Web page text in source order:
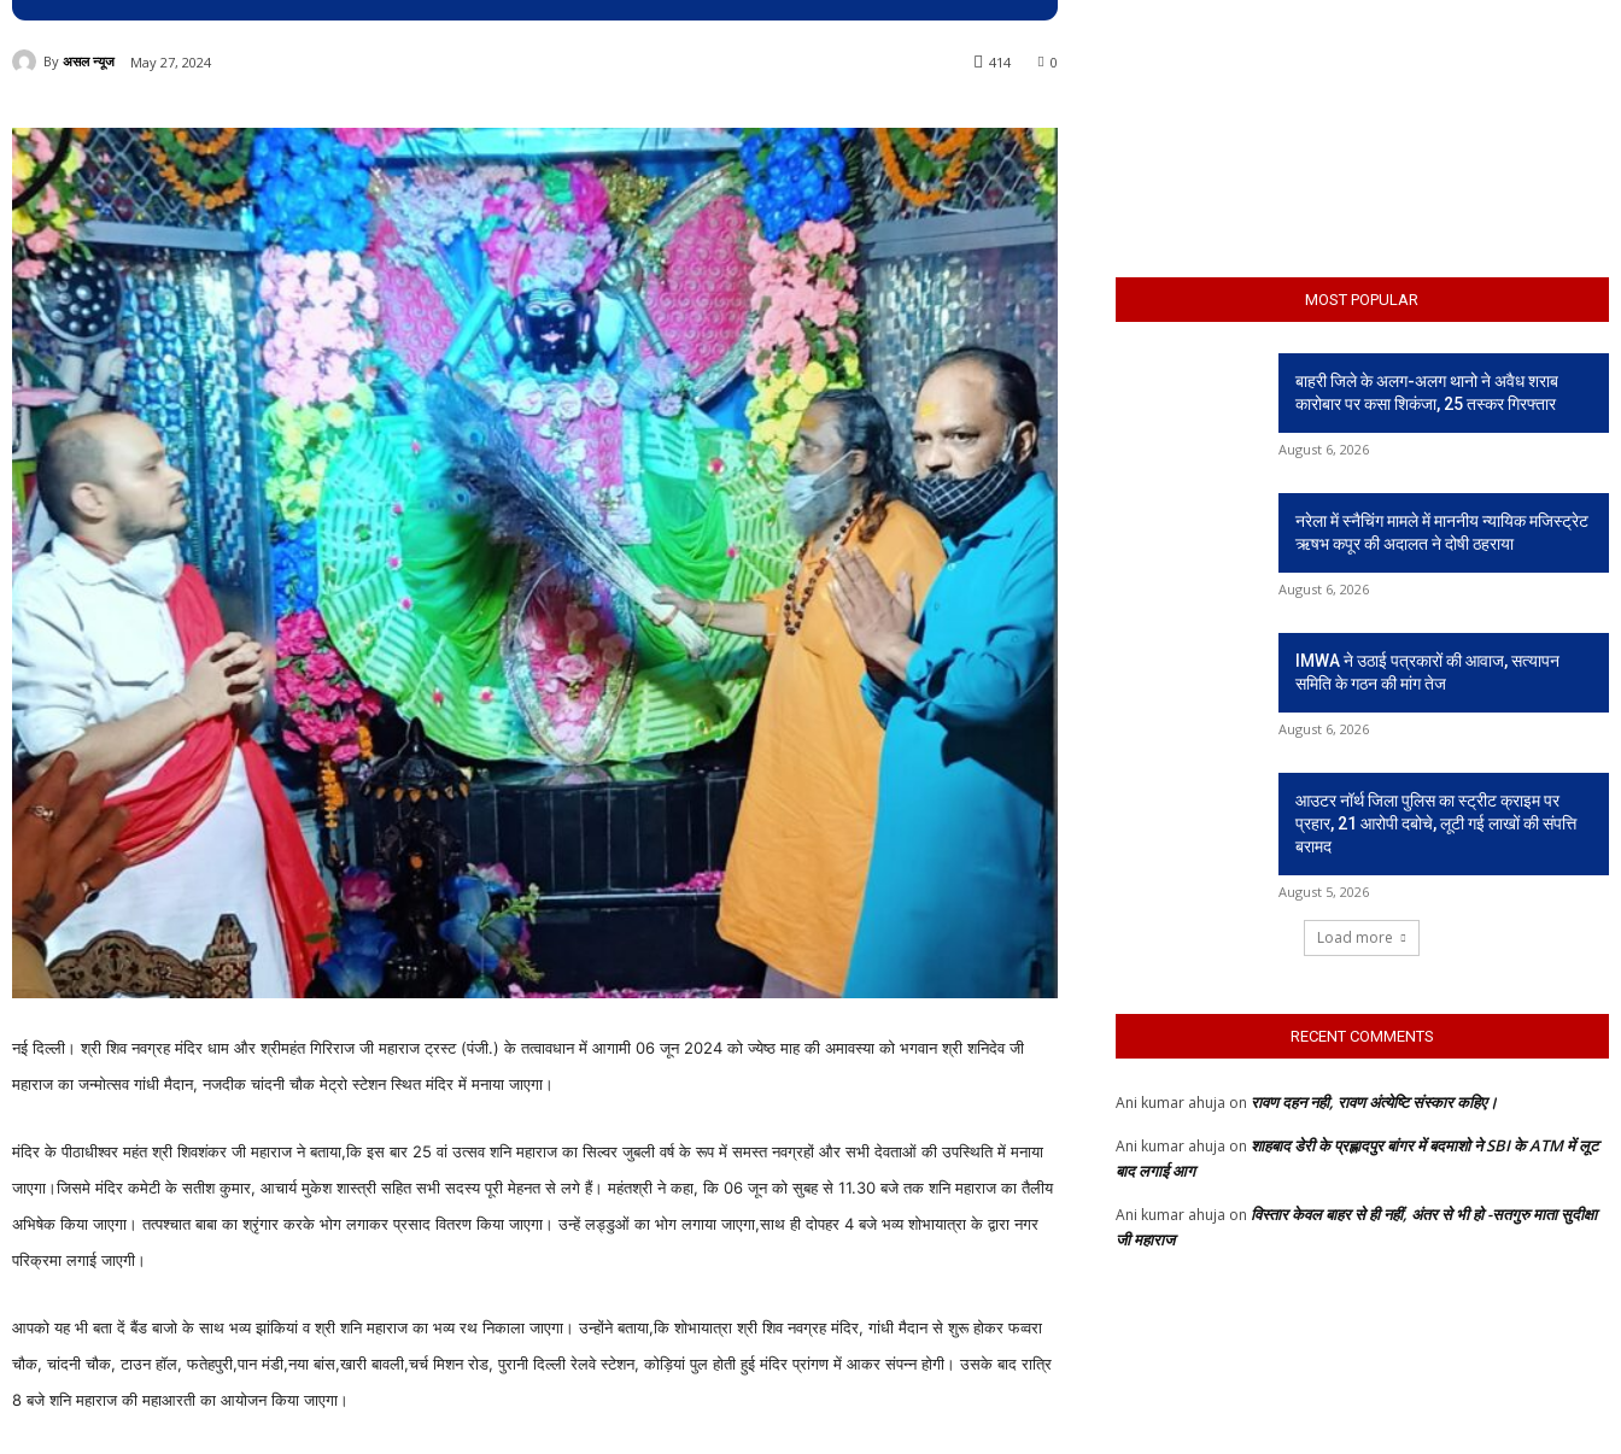
By असल न्यूज May 27, 2024 0
414
नई दिल्ली। श्री शिव नवग्रह मंदिर धाम और श्रीमहंत गिरिराज जी महाराज ट्रस्ट (पंजी.) के तत्वावधान में आगामी 06 जून 2024 को ज्येष्ठ माह की अमावस्या को भगवान श्री शनिदेव जी
महाराज का जन्मोत्सव गांधी मैदान, नजदीक चांदनी चौक मेट्रो स्टेशन स्थित मंदिर में मनाया जाएगा।
मंदिर के पीठाधीश्वर महंत श्री शिवशंकर जी महाराज ने बताया,कि इस बार 25 वां उत्सव शनि महाराज का सिल्वर जुबली वर्ष के रूप में समस्त नवग्रहों और सभी देवताओं की उपस्थिति में मनाया
जाएगा।जिसमे मंदिर कमेटी के सतीश कुमार, आचार्य मुकेश शास्त्री सहित सभी सदस्य पूरी मेहनत से लगे हैं। महंतश्री ने कहा, कि 06 जून को सुबह से 11.30 बजे तक शनि महाराज का तैलीय
अभिषेक किया जाएगा। तत्पश्चात बाबा का श्रृंगार करके भोग लगाकर प्रसाद वितरण किया जाएगा। उन्हें लड्डुओं का भोग लगाया जाएगा,साथ ही दोपहर 4 बजे भव्य शोभायात्रा के द्वारा नगर
परिक्रमा लगाई जाएगी।
आपको यह भी बता दें बैंड बाजो के साथ भव्य झांकियां व श्री शनि महाराज का भव्य रथ निकाला जाएगा। उन्होंने बताया,कि शोभायात्रा श्री शिव नवग्रह मंदिर, गांधी मैदान से शुरू होकर फव्वरा
चौक, चांदनी चौक, टाउन हॉल, फतेहपुरी,पान मंडी,नया बांस,खारी बावली,चर्च मिशन रोड, पुरानी दिल्ली रेलवे स्टेशन, कोड़ियां पुल होती हुई मंदिर प्रांगण में आकर संपन्न होगी। उसके बाद रात्रि
8 बजे शनि महाराज की महाआरती का आयोजन किया जाएगा।
MOST POPULAR
बाहरी जिले के अलग-अलग थानो ने अवैध शराब
कारोबार पर कसा शिकंजा, 25 तस्कर गिरफ्तार
August 6, 2026
नरेला में स्नैचिंग मामले में माननीय न्यायिक मजिस्ट्रेट
ऋषभ कपूर की अदालत ने दोषी ठहराया
August 6, 2026
IMWA ने उठाई पत्रकारों की आवाज, सत्यापन
समिति के गठन की मांग तेज
August 6, 2026
आउटर नॉर्थ जिला पुलिस का स्ट्रीट क्राइम पर
प्रहार, 21 आरोपी दबोचे, लूटी गई लाखों की संपत्ति
बरामद
August 5, 2026
Load more
RECENT COMMENTS
Ani kumar ahuja on रावण दहन नही, रावण अंत्येष्टि संस्कार कहिए।
Ani kumar ahuja on शाहबाद डेरी के प्रह्लादपुर बांगर में बदमाशो ने SBI के ATM में लूट
बाद लगाई आग
Ani kumar ahuja on विस्तार केवल बाहर से ही नहीं, अंतर से भी हो -सतगुरु माता सुदीक्षा
जी महाराज